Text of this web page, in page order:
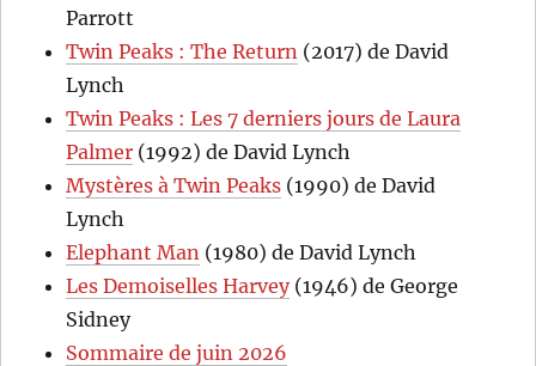
Parrott
Twin Peaks : The Return (2017) de David
Lynch
Twin Peaks : Les 7 derniers jours de Laura
Palmer (1992) de David Lynch
Mystères à Twin Peaks (1990) de David
Lynch
Elephant Man (1980) de David Lynch
Les Demoiselles Harvey(1946) de George
Sidney
Sommaire de juin 2026